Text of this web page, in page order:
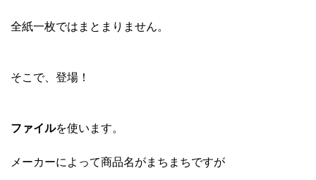
全紙一枚ではまとまりません。
そこで、登場！
ファイルを使います。
メーカーによって商品名がまちまちですが